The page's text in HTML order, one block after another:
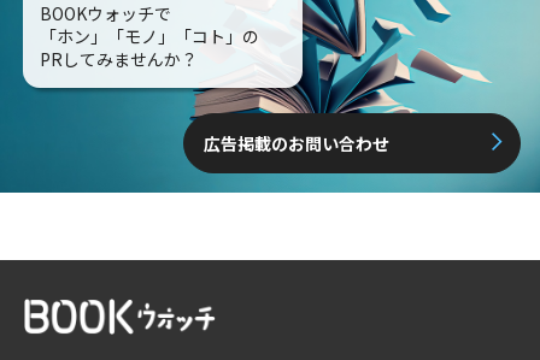
BOOKウォッチで
「ホン」「モノ」「コト」の
PRしてみませんか？
広告掲載のお問い合わせ